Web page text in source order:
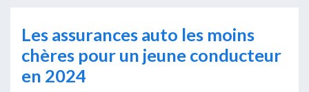
Les assurances auto les moins
chères pour un jeune conducteur
en 2024